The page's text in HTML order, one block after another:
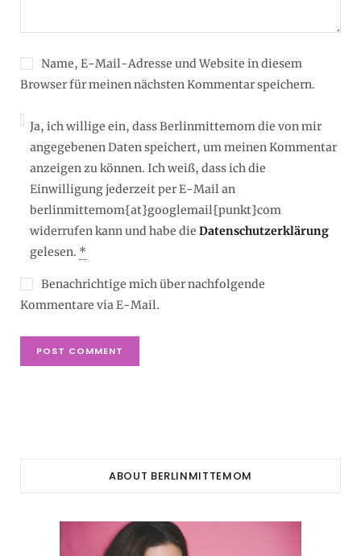
Name, E-Mail-Adresse und Website in diesem
Browser für meinen nächsten Kommentar speichern.
Ja, ich willige ein, dass Berlinmittemom die von mir
angegebenen Daten speichert, um meinen Kommentar
anzeigen zu können. Ich weiß, dass ich die
Einwilligung jederzeit per E-Mail an
berlinmittemom{at}googlemail{punkt}com
widerrufen kann und habe die Datenschutzerklärung
gelesen. *
Benachrichtige mich über nachfolgende
Kommentare via E-Mail.
ABOUT BERLINMITTEMOM